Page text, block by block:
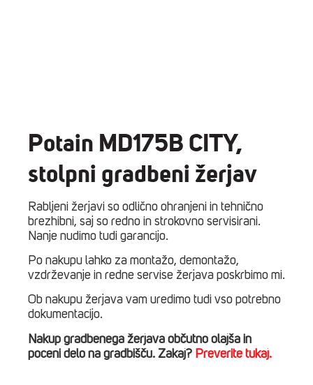
Potain MD175B CITY,
stolpni gradbeni žerjav
Rabljeni žerjavi so odlično ohranjeni in tehnično
brezhibni, saj so redno in strokovno servisirani.
Nanje nudimo tudi garancijo.
Po nakupu lahko za montažo, demontažo,
vzdrževanje in redne servise žerjava poskrbimo mi.
Ob nakupu žerjava vam uredimo tudi vso potrebno
dokumentacijo.
Nakup gradbenega žerjava občutno olajša in
poceni delo na gradbišču. Zakaj? Preverite tukaj.